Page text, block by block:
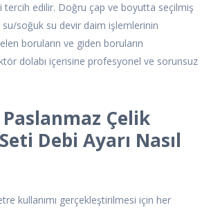
tercih edilir. Doğru çap ve boyutta seçilmiş
su/soğuk su devir daim işlemlerinin
boruların ve giden boruların
dolabı içerisine profesyonel ve sorunsuz
Paslanmaz Çelik
Debi Ayarı Nasıl
kullanımı gerçekleştirilmesi için her